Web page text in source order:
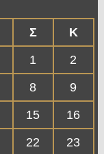
Σ
Κ
1
2
8
9
15
16
22
23